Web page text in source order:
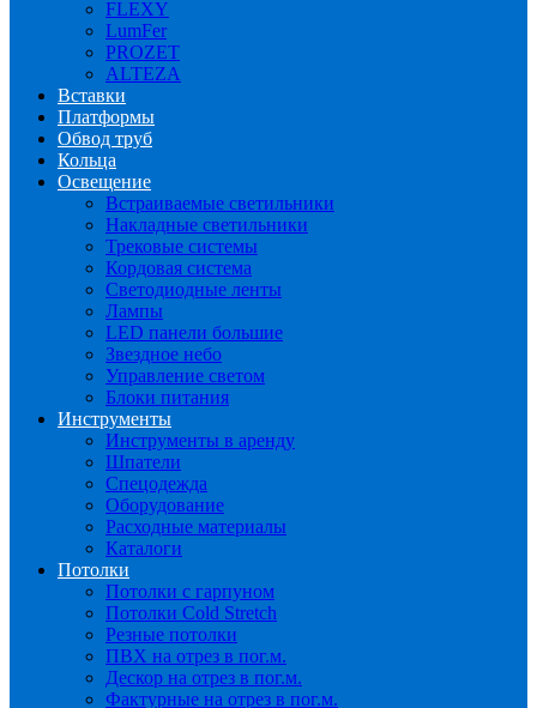
FLEXY
LumFer
PROZET
ALTEZA
Вставки
Платформы
Обвод труб
Кольца
Освещение
Встраиваемые светильники
Накладные светильники
Трековые системы
Кордовая система
Светодиодные ленты
Лампы
LED панели большие
Звездное небо
Управление светом
Блоки питания
Инструменты
Инструменты в аренду
Шпатели
Спецодежда
Оборудование
Расходные материалы
Каталоги
Потолки
Потолки с гарпуном
Потолки Cold Stretch
Резные потолки
ПВХ на отрез в пог.м.
Дескор на отрез в пог.м.
Фактурные на отрез в пог.м.